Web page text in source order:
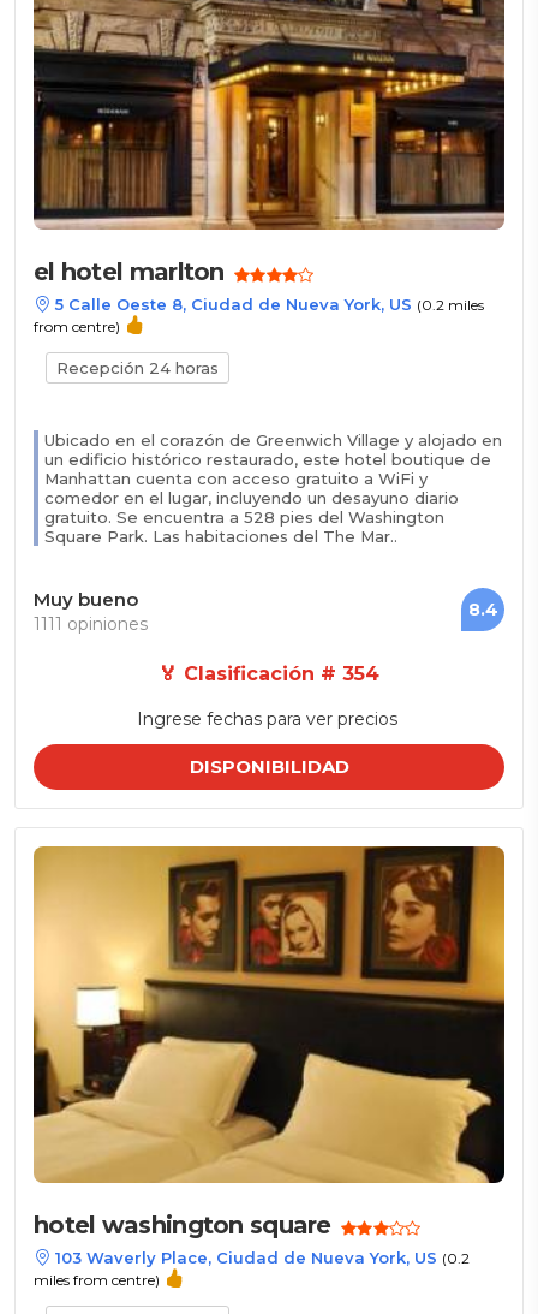
el hotel marlton
5 Calle Oeste 8, Ciudad de Nueva York, US (0.2 miles
from centre)
Recepción 24 horas
Ubicado en el corazón de Greenwich Village y alojado en
un edificio histórico restaurado, este hotel boutique de
Manhattan cuenta con acceso gratuito a WiFi y
comedor en el lugar, incluyendo un desayuno diario
gratuito. Se encuentra a 528 pies del Washington
Square Park. Las habitaciones del The Mar..
Muy bueno
1111 opiniones
8.4
🏅 Clasificación # 354
Ingrese fechas para ver precios
DISPONIBILIDAD
hotel washington square
103 Waverly Place, Ciudad de Nueva York, US (0.2
miles from centre)